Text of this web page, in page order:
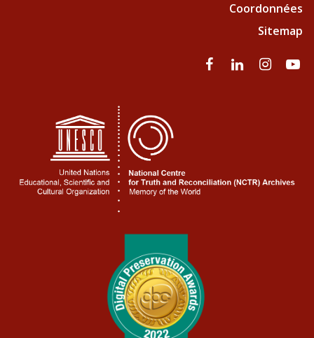
Coordonnées
Sitemap